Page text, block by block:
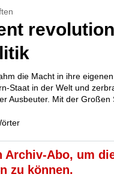
die Macht in ihre
Staat in der Welt und
Ausbeuter. Mit der Großen
Archiv-Abo, um
zu können.